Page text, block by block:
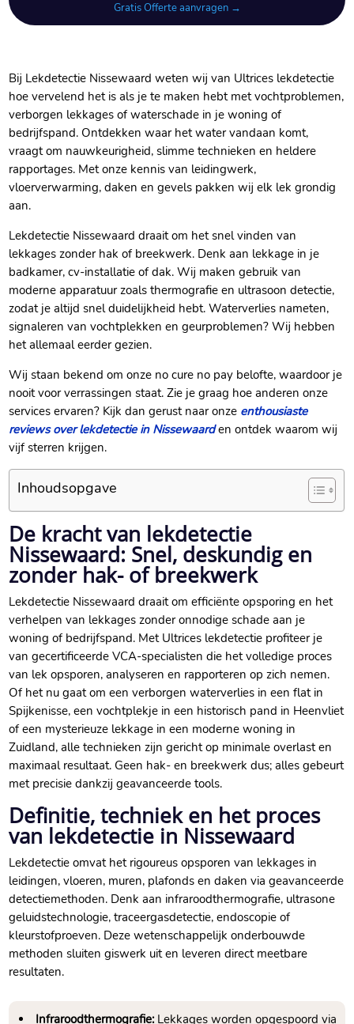
Gratis Offerte aanvragen →
Bij Lekdetectie Nissewaard weten wij van Ultrices lekdetectie
hoe vervelend het is als je te maken hebt met vochtproblemen,
verborgen lekkages of waterschade in je woning of
bedrijfspand.​ Ontdekken waar het water vandaan komt,
vraagt om nauwkeurigheid, slimme technieken en heldere
rapportages.​ Met onze kennis van leidingwerk,
vloerverwarming, daken en gevels pakken wij elk lek grondig
aan.​
Lekdetectie Nissewaard draait om het snel vinden van
lekkages zonder hak of breekwerk.​ Denk aan lekkage in je
badkamer, cv-installatie of dak.​ Wij maken gebruik van
moderne apparatuur zoals thermografie en ultrasoon detectie,
zodat je altijd snel duidelijkheid hebt.​ Waterverlies nameten,
signaleren van vochtplekken en geurproblemen? Wij hebben
het allemaal eerder gezien.​
Wij staan bekend om onze no cure no pay belofte, waardoor je
nooit voor verrassingen staat.​ Zie je graag hoe anderen onze
services ervaren? Kijk dan gerust naar onze enthousiaste
reviews over lekdetectie in Nissewaarden ontdek waarom wij
vijf sterren krijgen.​
Inhoudsopgave
De kracht van lekdetectie
Nissewaard: Snel, deskundig en
zonder hak- of breekwerk
Lekdetectie Nissewaard draait om efficiënte opsporing en het
verhelpen van lekkages zonder onnodige schade aan je
woning of bedrijfspand.​ Met Ultrices lekdetectie profiteer je
van gecertificeerde VCA-specialisten die het volledige proces
van lek opsporen, analyseren en rapporteren op zich nemen.​
Of het nu gaat om een verborgen waterverlies in een flat in
Spijkenisse, een vochtplekje in een historisch pand in Heenvliet
of een mysterieuze lekkage in een moderne woning in
Zuidland, alle technieken zijn gericht op minimale overlast en
maximaal resultaat.​ Geen hak- en breekwerk dus; alles gebeurt
met precisie dankzij geavanceerde tools.​
Definitie, techniek en het proces
van lekdetectie in Nissewaard
Lekdetectie omvat het rigoureus opsporen van lekkages in
leidingen, vloeren, muren, plafonds en daken via geavanceerde
detectiemethoden.​ Denk aan infraroodthermografie, ultrasone
geluidstechnologie, traceergasdetectie, endoscopie of
kleurstofproeven.​ Deze wetenschappelijk onderbouwde
methoden sluiten giswerk uit en leveren direct meetbare
resultaten.​
Infraroodthermografie:Lekkages worden opgespoord via